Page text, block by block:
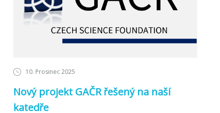
10. Prosinec 2025
Nový projekt GAČR řešený na naší
katedře